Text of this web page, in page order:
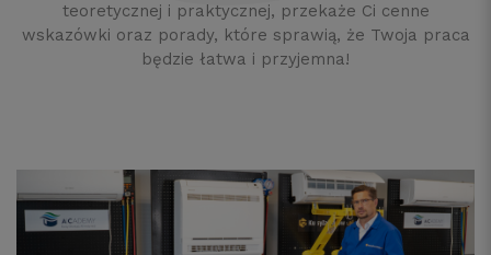
teoretycznej i praktycznej, przekaże Ci cenne
wskazówki oraz porady, które sprawią, że Twoja praca
będzie łatwa i przyjemna!